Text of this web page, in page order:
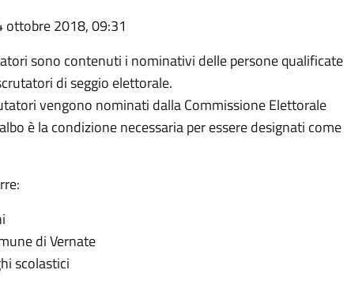
ottobre 2018, 09:31
sono contenuti i nominativi delle persone qualificate
di seggio elettorale.
vengono nominati dalla Commissione Elettorale
è la condizione necessaria per essere designati come
di Vernate
scolastici